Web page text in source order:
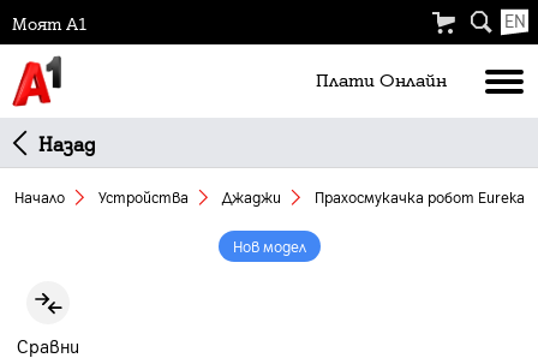
Моят А1 EN
Плати Oнлайн
Назад
Начало Устройства Джаджи Прахосмукачка робот Eureka
Нов модел
Сравни